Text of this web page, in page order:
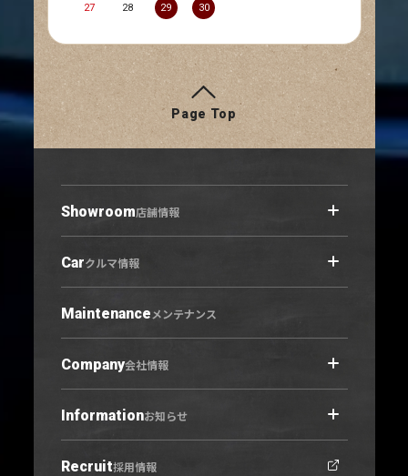
27 28 29 30
Page Top
Showroom店舗情報
店舗情報トップ
小牧原店
春日井六軒屋店
U-Select羽黒
営業日カレンダー
Carクルマ情報
クルマ情報トップ
展示車・試乗車
中古車
Maintenanceメンテナンス
Company会社情報
会社概要トップ
ご利用にあたって
プライバシーポリシー
Informationお知らせ
お知らせトップ
Recruit採用情報